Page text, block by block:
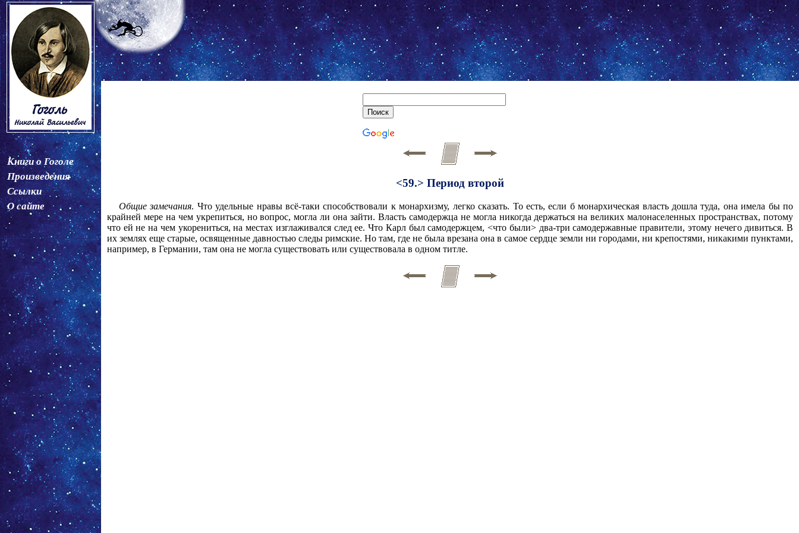
Книги о Гоголе
Произведения
Ссылки
О сайте
<59.> Период второй
Общие замечания. Что удельные нравы всё-таки способствовали к монархизму, легко сказать. То есть, если б монархическая власть дошла туда, она имела бы по
крайней мере на чем укрепиться, но вопрос, могла ли она зайти. Власть самодержца не могла никогда держаться на великих малонаселенных пространствах, потому
что ей не на чем укорениться, на местах изглаживался след ее. Что Карл был самодержцем, <что были> два-три самодержавные правители, этому нечего дивиться. В
их землях еще старые, освященные давностью следы римские. Но там, где не была врезана она в самое сердце земли ни городами, ни крепостями, никакими пунктами,
например, в Германии, там она не могла существовать или существовала в одном титле.